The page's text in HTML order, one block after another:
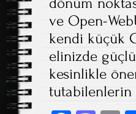
ve Open-
kendi küçük
elinizde
kesinlikle
tutabilenlerin